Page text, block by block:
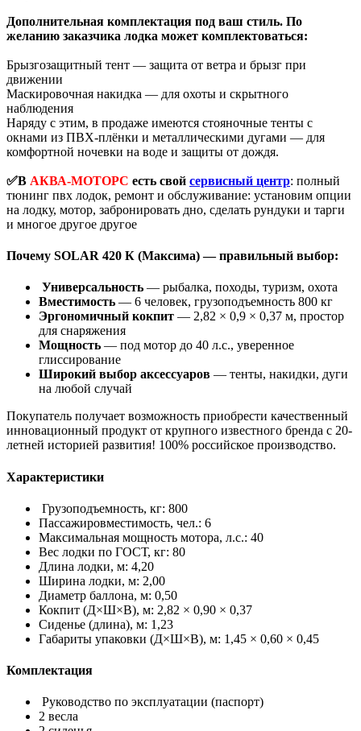
Дополнительная комплектация под ваш стиль. По
желанию заказчика лодка может комплектоваться:
Брызгозащитный тент — защита от ветра и брызг при
движении
Маскировочная накидка — для охоты и скрытного
наблюдения
Наряду с этим, в продаже имеются стояночные тенты с
окнами из ПВХ-плёнки и металлическими дугами — для
комфортной ночевки на воде и защиты от дождя.
✅В АКВА-МОТОРС есть свой сервисный центр: полный
тюнинг пвх лодок, ремонт и обслуживание: установим опции
на лодку, мотор, забронировать дно, сделать рундуки и тарги
и многое другое другое
Почему SOLAR 420 К (Максима) — правильный выбор:
Универсальность — рыбалка, походы, туризм, охота
Вместимость — 6 человек, грузоподъемность 800 кг
Эргономичный кокпит — 2,82 × 0,9 × 0,37 м, простор
для снаряжения
Мощность — под мотор до 40 л.с., уверенное
глиссирование
Широкий выбор аксессуаров — тенты, накидки, дуги
на любой случай
Покупатель получает возможность приобрести качественный
инновационный продукт от крупного известного бренда с 20-
летней историей развития! 100% российское производство.
Характеристики
Грузоподъемность, кг: 800
Пассажировместимость, чел.: 6
Максимальная мощность мотора, л.с.: 40
Вес лодки по ГОСТ, кг: 80
Длина лодки, м: 4,20
Ширина лодки, м: 2,00
Диаметр баллона, м: 0,50
Кокпит (Д×Ш×В), м: 2,82 × 0,90 × 0,37
Сиденье (длина), м: 1,23
Габариты упаковки (Д×Ш×В), м: 1,45 × 0,60 × 0,45
Комплектация
Руководство по эксплуатации (паспорт)
2 весла